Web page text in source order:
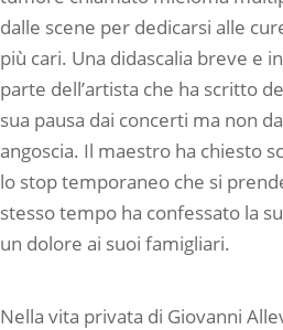
dalle scene per dedicarsi alle
più cari. Una didascalia breve e
parte dell’artista che ha scritto
sua pausa dai concerti ma non
angoscia. Il maestro ha chiesto
lo stop temporaneo che si
stesso tempo ha confessato la
un dolore ai suoi famigliari.
Nella vita privata di Giovanni